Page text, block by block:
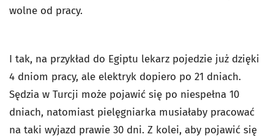
wolne od pracy.
I tak, na przykład do Egiptu lekarz pojedzie już dzięki
4 dniom pracy, ale elektryk dopiero po 21 dniach.
Sędzia w Turcji może pojawić się po niespełna 10
dniach, natomiast pielęgniarka musiałaby pracować
na taki wyjazd prawie 30 dni. Z kolei, aby pojawić się